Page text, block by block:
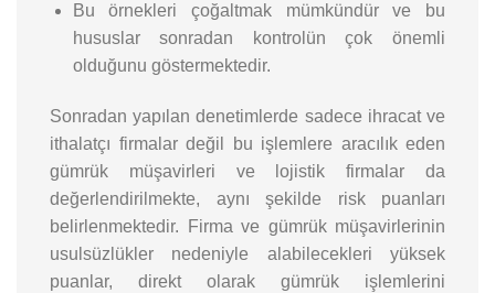
Bu örnekleri çoğaltmak mümkündür ve bu
hususlar sonradan kontrolün çok önemli
olduğunu göstermektedir.
Sonradan yapılan denetimlerde sadece ihracat ve
ithalatçı firmalar değil bu işlemlere aracılık eden
gümrük müşavirleri ve lojistik firmalar da
değerlendirilmekte, aynı şekilde risk puanları
belirlenmektedir. Firma ve gümrük müşavirlerinin
usulsüzlükler nedeniyle alabilecekleri yüksek
puanlar, direkt olarak gümrük işlemlerini